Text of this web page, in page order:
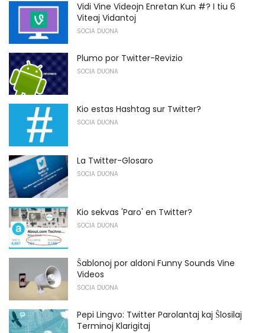
Vidi Vine Videojn Enretan Kun #? I tiu 6
Viteaj Vidantoj
SOCIA DUONA
Plumo por Twitter-Revizio
SOCIA DUONA
Kio estas Hashtag sur Twitter?
SOCIA DUONA
La Twitter-Glosaro
SOCIA DUONA
Kio sekvas 'Paro' en Twitter?
SOCIA DUONA
Ŝablonoj por aldoni Funny Sounds Vine
Videos
SOCIA DUONA
Pepi Lingvo: Twitter Parolantaj kaj Ŝlosilaj
Terminoj Klarigitaj